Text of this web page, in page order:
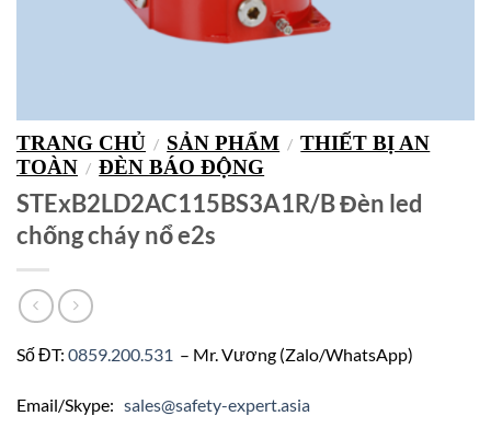
TRANG CHỦ / SẢN PHẨM / THIẾT BỊ AN
TOÀN / ĐÈN BÁO ĐỘNG
STExB2LD2AC115BS3A1R/B Đèn led
chống cháy nổ e2s
Số ĐT: 0859.200.531 – Mr. Vương (Zalo/WhatsApp)
Email/Skype: sales@safety-expert.asia